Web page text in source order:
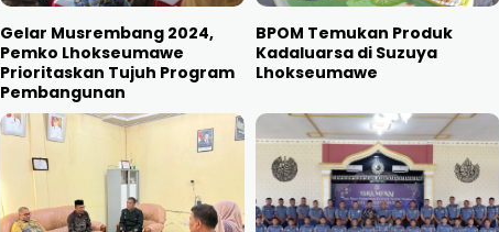
Gelar Musrembang 2024,
Pemko Lhokseumawe
Prioritaskan Tujuh Program
Pembangunan
BPOM Temukan Produk
Kadaluarsa di Suzuya
Lhokseumawe